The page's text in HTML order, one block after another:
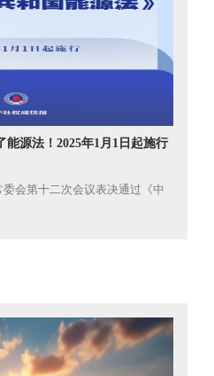
源法！2025年1月1日起施行
会第十二次会议表决通过《中